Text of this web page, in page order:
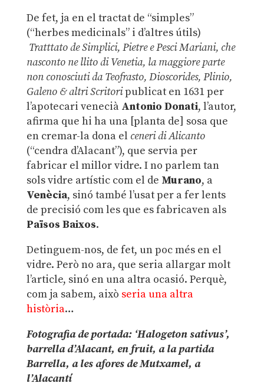
De fet, ja en el tractat de “simples”
(“herbes medicinals” i d’altres útils)
Tratttato de Simplici, Pietre e Pesci Mariani, che
nasconto ne llito di Venetia, la maggiore parte
non conosciuti da Teofrasto, Dioscorides, Plinio,
Galeno & altri Scritoripublicat en 1631 per
l’apotecari venecià Antonio Donati, l’autor,
afirma que hi ha una [planta de] sosa que
en cremar-la dona el ceneri di Alicanto
(“cendra d’Alacant”), que servia per
fabricar el millor vidre. I no parlem tan
sols vidre artístic com el de Murano, a
Venècia, sinó també l’usat per a fer lents
de precisió com les que es fabricaven als
Països Baixos.
Detinguem-nos, de fet, un poc més en el
vidre. Però no ara, que seria allargar molt
l’article, sinó en una altra ocasió. Perquè,
com ja sabem, això seria una altra
història…
Fotografia de portada: ‘Halogeton sativus’,
barrella d’Alacant, en fruit, a la partida
Barrella, a les afores de Mutxamel, a
l’Alacantí